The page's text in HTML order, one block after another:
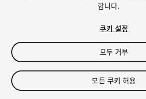
$4.99
세금/부가세는 결제 시 반영됩니다.
합니다.
쿠키 설정
모두 거부
모든 쿠키 허용